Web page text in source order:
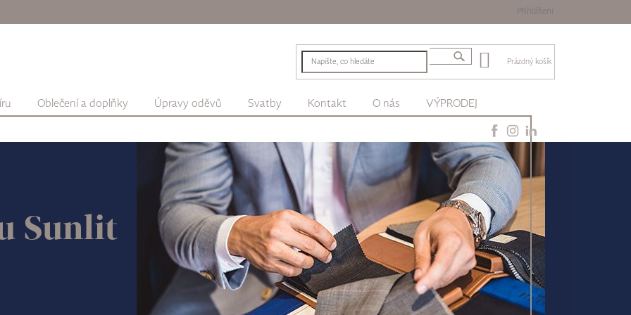
Přihlášení
Prázdný košík
Oblečení a doplňky Úpravy oděvů Svatby Kontakt O nás VÝPRODEJ
Sunlit